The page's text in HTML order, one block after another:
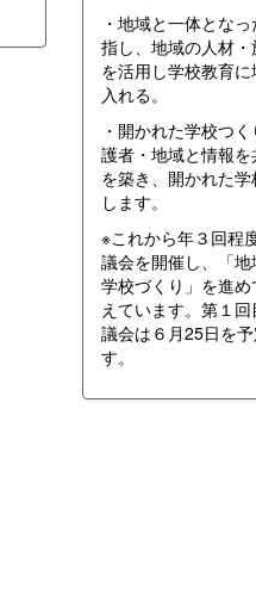
・地域と一体とな
指し、地域の人材
を活用し学校教育
入れる。
・開かれた学校つ
護者・地域と情報
を築き、開かれた
します。
※これから年３回程
議会を開催し、「
学校づくり」を進
えています。第１
議会は６月25日を
す。